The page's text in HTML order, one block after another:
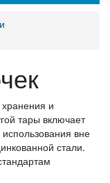
и
тары включает
вне
стали.